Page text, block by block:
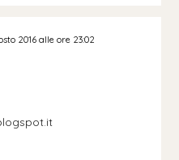
2016 alle ore 23:02